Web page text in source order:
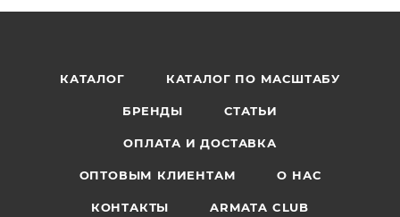
КАТАЛОГ КАТАЛОГ ПО МАСШТАБУ
БРЕНДЫ СТАТЬИ
ОПЛАТА И ДОСТАВКА
ОПТОВЫМ КЛИЕНТАМ О НАС
КОНТАКТЫ ARMATA CLUB